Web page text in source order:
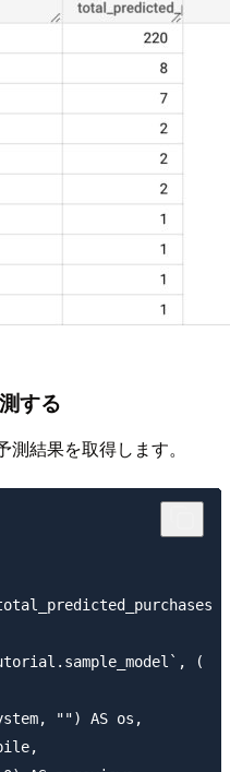
する
結果を取得します。
(
"") AS os,